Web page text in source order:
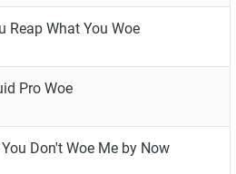
Child Is Full of Woe
Is the Loneliest Number